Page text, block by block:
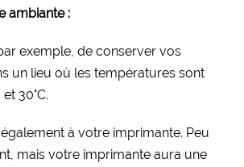
ambiante :
exemple, de conserver vos
un lieu où les températures sont
30°C.
à votre imprimante. Peu
mais votre imprimante aura une